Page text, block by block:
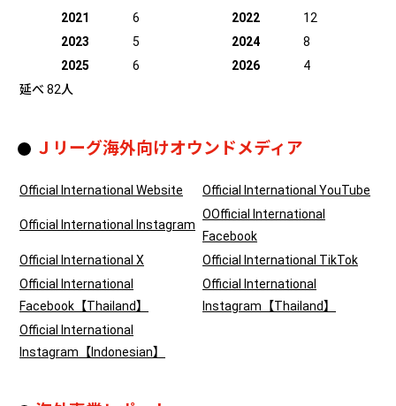
2021
6 2022
12
2023
5 2024
8
2025
6 2026
4
延べ 82人
Ｊリーグ海外向けオウンドメディア
Official International Website Official International YouTube
Official International Instagram
OOfficial International
Facebook
Official International X
Official International TikTok
Official International
Facebook【Thailand】
Official International
Instagram【Thailand】
Official International
Instagram【Indonesian】